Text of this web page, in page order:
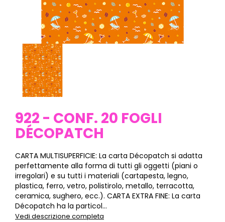
922 - CONF. 20 FOGLI
DÉCOPATCH
CARTA MULTISUPERFICIE: La carta Décopatch si adatta
perfettamente alla forma di tutti gli oggetti (piani o
irregolari) e su tutti i materiali (cartapesta, legno,
plastica, ferro, vetro, polistirolo, metallo, terracotta,
ceramica, sughero, ecc.). CARTA EXTRA FINE: La carta
Décopatch ha la particol...
Vedi descrizione completa